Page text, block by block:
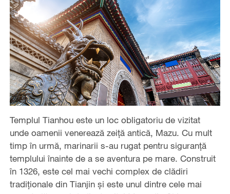
Templul Tianhou este un loc obligatoriu de vizitat
unde oamenii venerează zeiță antică, Mazu. Cu mult
timp în urmă, marinarii s-au rugat pentru siguranță
templului înainte de a se aventura pe mare. Construit
în 1326, este cel mai vechi complex de clădiri
tradiționale din Tianjin și este unul dintre cele mai